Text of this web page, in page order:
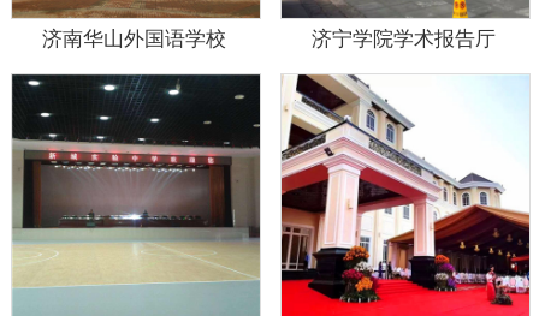
济南华山外国语学校 济宁学院学术报告厅